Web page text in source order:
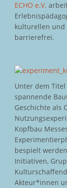
ECHO e.V.
kulturellen und
barrierefrei.
Unter dem Titel
spannende
Geschichte als
Kopfbau
bespielt
Initiativen,
Akteur*innen